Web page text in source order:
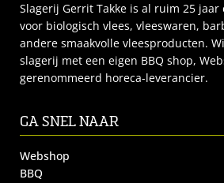
Slagerij Gerrit Takke is al ruim 25
voor biologisch vlees, vleeswaren,
andere smaakvolle vleesproducten.
slagerij met een eigen BBQ shop,
gerenommeerd horeca-leverancier.
GA SNEL NAAR
Webshop
BBQ